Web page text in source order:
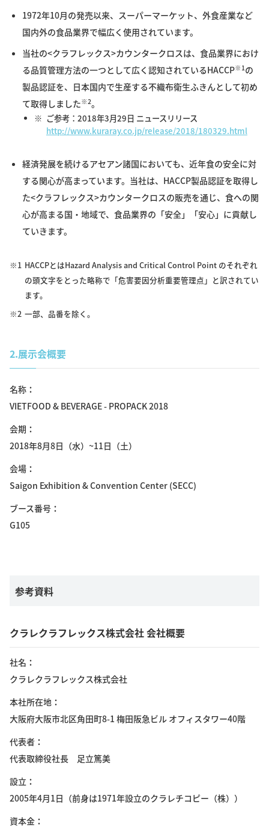
1972年10月の発売以来、スーパーマーケット、外食産業など
国内外の食品業界で幅広く使用されています。
当社の<クラフレックス>カウンタークロスは、食品業界におけ
る品質管理方法の一つとして広く認知されているHACCP※1 の
製品認証を、日本国内で生産する不織布衛生ふきんとして初め
て取得しました※2。
※ ご参考：2018年3月29日 ニュースリリース
http://www.kuraray.co.jp/release/2018/180329.html
経済発展を続けるアセアン諸国においても、近年食の安全に対
する関心が高まっています。当社は、HACCP製品認証を取得し
た<クラフレックス>カウンタークロスの販売を通じ、食への関
心が高まる国・地域で、食品業界の「安全」「安心」に貢献し
ていきます。
※1 HACCPとはHazard Analysis and Critical Control Point のそれぞれ
の頭文字をとった略称で「危害要因分析重要管理点」と訳されてい
ます。
※2 一部、品番を除く。
2.展示会概要
名称
VIETFOOD & BEVERAGE - PROPACK 2018
会期
2018年8月8日（水）~11日（土）
会場
Saigon Exhibition & Convention Center (SECC)
ブース番号
G105
参考資料
クラレクラフレックス株式会社 会社概要
社名
クラレクラフレックス株式会社
本社所在地
大阪府大阪市北区角田町8-1 梅田阪急ビル オフィスタワー40階
代表者
代表取締役社長 足立篤美
設立
2005年4月1日（前身は1971年設立のクラレチコピー（株））
資本金